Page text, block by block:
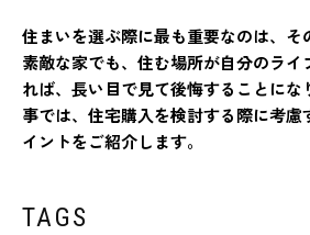
住まいを選ぶ際に最も重要なのは、そ
素敵な家でも、住む場所が自分のライ
れば、長い目で見て後悔することに
事では、住宅購入を検討する際に考慮
イントをご紹介します。
TAGS